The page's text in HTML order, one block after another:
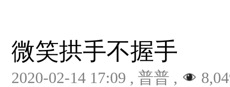
微笑拱手不握手
2020-02-14 17:09 , 普普 ,